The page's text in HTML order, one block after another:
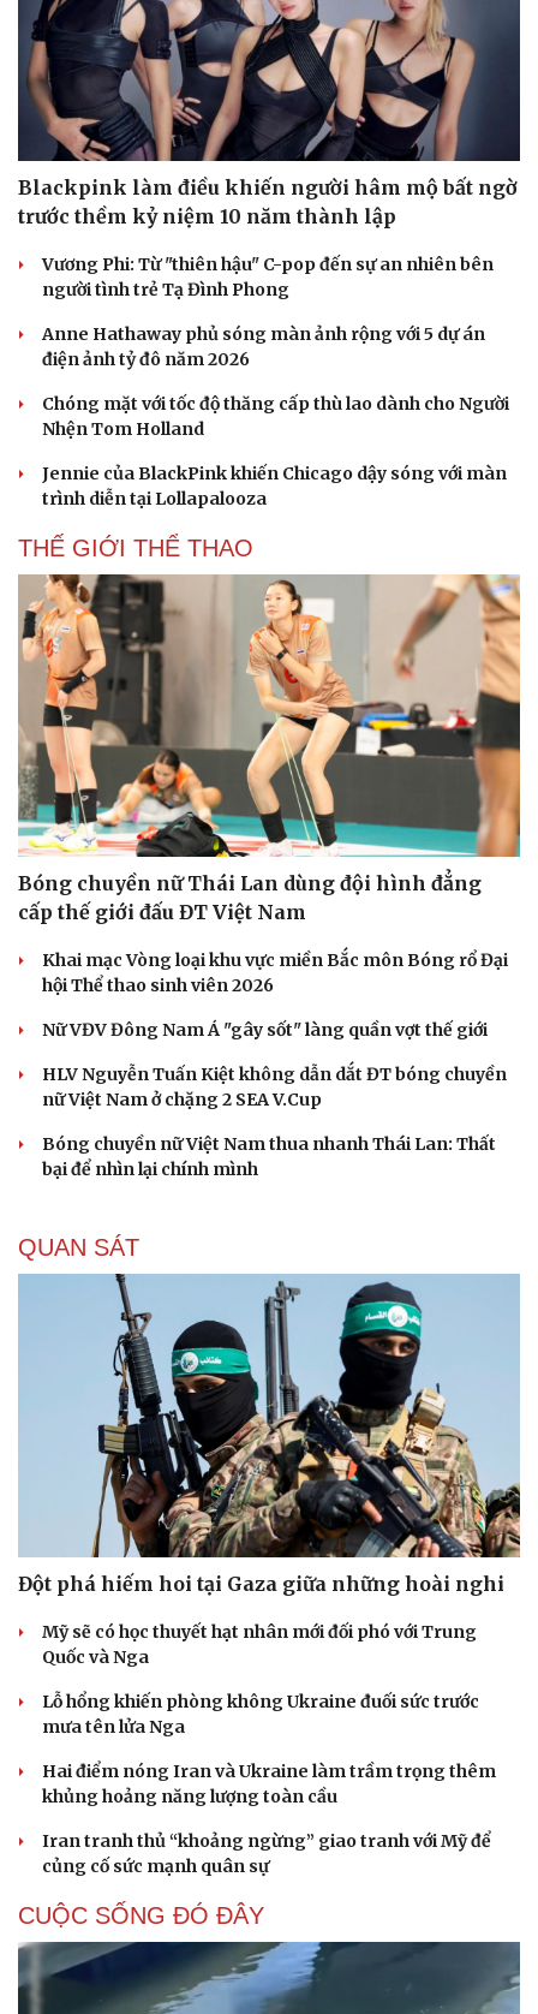
Âm nhạc
Di sản
Sao Việt
Du lịch
Tư vấn
Câu chuyện thời sự
Đọc truyện đêm khuya
Cửa sổ tình yêu
Kể chuyện cho bé
Hạt giống tâm hồn
Blackpink làm điều khiến người hâm mộ bất ngờ
trước thềm kỷ niệm 10 năm thành lập
Vương Phi: Từ "thiên hậu" C-pop đến sự an nhiên bên
người tình trẻ Tạ Đình Phong
Anne Hathaway phủ sóng màn ảnh rộng với 5 dự án
điện ảnh tỷ đô năm 2026
Chóng mặt với tốc độ thăng cấp thù lao dành cho Người
Nhện Tom Holland
Jennie của BlackPink khiến Chicago dậy sóng với màn
trình diễn tại Lollapalooza
THẾ GIỚI THỂ THAO
Bóng chuyền nữ Thái Lan dùng đội hình đẳng
cấp thế giới đấu ĐT Việt Nam
Khai mạc Vòng loại khu vực miền Bắc môn Bóng rổ Đại
hội Thể thao sinh viên 2026
Nữ VĐV Đông Nam Á "gây sốt" làng quần vợt thế giới
HLV Nguyễn Tuấn Kiệt không dẫn dắt ĐT bóng chuyền
nữ Việt Nam ở chặng 2 SEA V.Cup
Bóng chuyền nữ Việt Nam thua nhanh Thái Lan: Thất
bại để nhìn lại chính mình
QUAN SÁT
Đột phá hiếm hoi tại Gaza giữa những hoài nghi
Mỹ sẽ có học thuyết hạt nhân mới đối phó với Trung
Quốc và Nga
Lỗ hổng khiến phòng không Ukraine đuối sức trước
mưa tên lửa Nga
Hai điểm nóng Iran và Ukraine làm trầm trọng thêm
khủng hoảng năng lượng toàn cầu
Iran tranh thủ “khoảng ngừng” giao tranh với Mỹ để
củng cố sức mạnh quân sự
CUỘC SỐNG ĐÓ ĐÂY